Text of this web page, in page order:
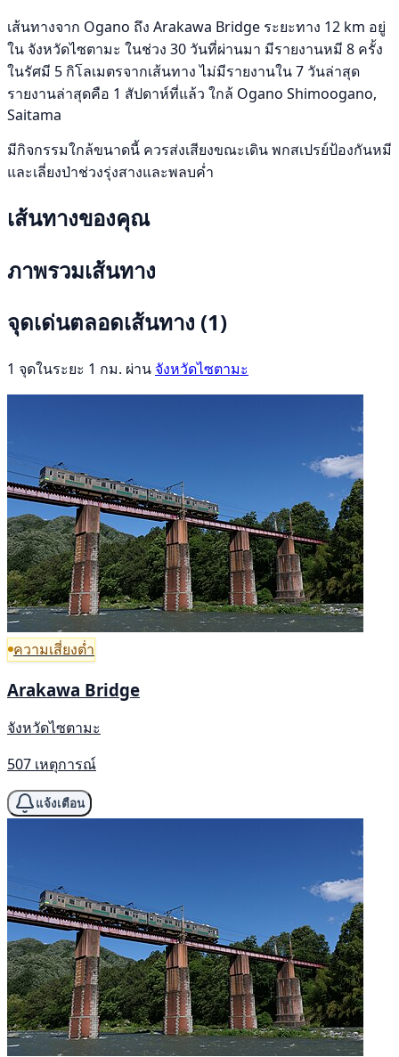
เส้นทางจาก Ogano ถึง Arakawa Bridge ระยะทาง 12 km อยู่
ใน จังหวัดไซตามะ ในช่วง 30 วันที่ผ่านมา มีรายงานหมี 8 ครั้ง
ในรัศมี 5 กิโลเมตรจากเส้นทาง ไม่มีรายงานใน 7 วันล่าสุด
รายงานล่าสุดคือ 1 สัปดาห์ที่แล้ว ใกล้ Ogano Shimoogano,
Saitama
มีกิจกรรมใกล้ขนาดนี้ ควรส่งเสียงขณะเดิน พกสเปรย์ป้องกันหมี
และเลี่ยงป่าช่วงรุ่งสางและพลบค่ำ
เส้นทางของคุณ
ภาพรวมเส้นทาง
จุดเด่นตลอดเส้นทาง (1)
1 จุดในระยะ 1 กม. ผ่าน จังหวัดไซตามะ
ความเสี่ยงต่ำ
Arakawa Bridge
จังหวัดไซตามะ
507 เหตุการณ์
แจ้งเตือน